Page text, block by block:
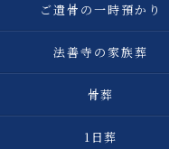
ご遺骨の一時預かり
法善寺の家族葬
骨葬
1日葬